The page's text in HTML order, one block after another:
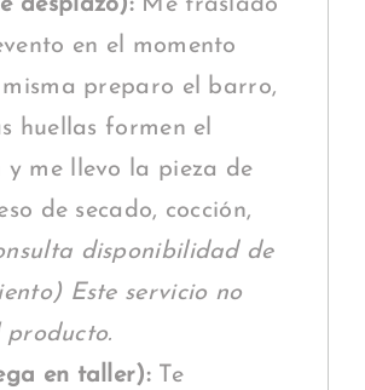
desplazo): Me traslado
en el momento
preparo el barro,
huellas formen el
me llevo la pieza de
de secado, cocción,
disponibilidad de
Este servicio no
producto.
en taller):Te